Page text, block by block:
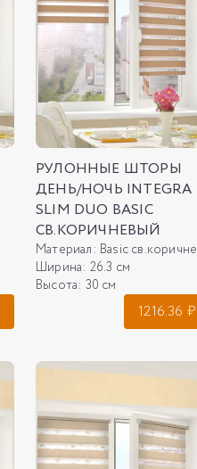
РУЛОННЫЕ ШТОРЫ
ДЕНЬ/НОЧЬ INTEGRA
SLIM DUO BASIC
СВ.КОРИЧНЕВЫЙ
Материал: Basic св.коричневый
Ширина: 26.3 см
Высота: 30 см
1216.36 ₽